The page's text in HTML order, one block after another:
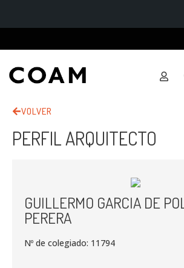
VOLVER
PERFIL ARQUITECTO
GUILLERMO GARCIA DE
PERERA
Nº de colegiado: 11794